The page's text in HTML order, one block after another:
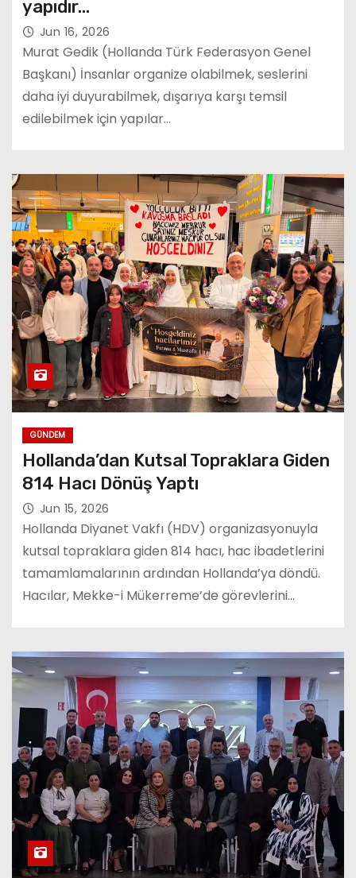
yapıdır…
Jun 16, 2026
Murat Gedik (Hollanda Türk Federasyon Genel
Başkanı) İnsanlar organize olabilmek, seslerini
daha iyi duyurabilmek, dışarıya karşı temsil
edilebilmek için yapılar…
GÜNDEM
Hollanda’dan Kutsal Topraklara Giden
814 Hacı Dönüş Yaptı
Jun 15, 2026
Hollanda Diyanet Vakfı (HDV) organizasyonuyla
kutsal topraklara giden 814 hacı, hac ibadetlerini
tamamlamalarının ardından Hollanda’ya döndü.
Hacılar, Mekke-i Mükerreme’de görevlerini…